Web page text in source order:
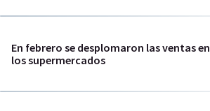
En febrero se desplomaron las ventas en
los supermercados